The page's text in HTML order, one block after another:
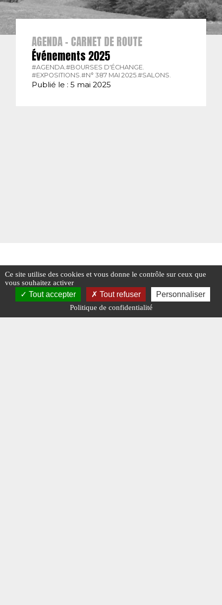
AGENDA - CARNET DE ROUTE
Événements 2025
#AGENDA. #BOURSES D'ÉCHANGE.
#EXPOSITIONS. #N° 387 MAI 2025. #SALONS.
Publié le : 5 mai 2025
Ce site utilise des cookies et vous donne le contrôle sur ceux que
vous souhaitez activer
Tout accepter Tout refuser Personnaliser
Politique de confidentialité